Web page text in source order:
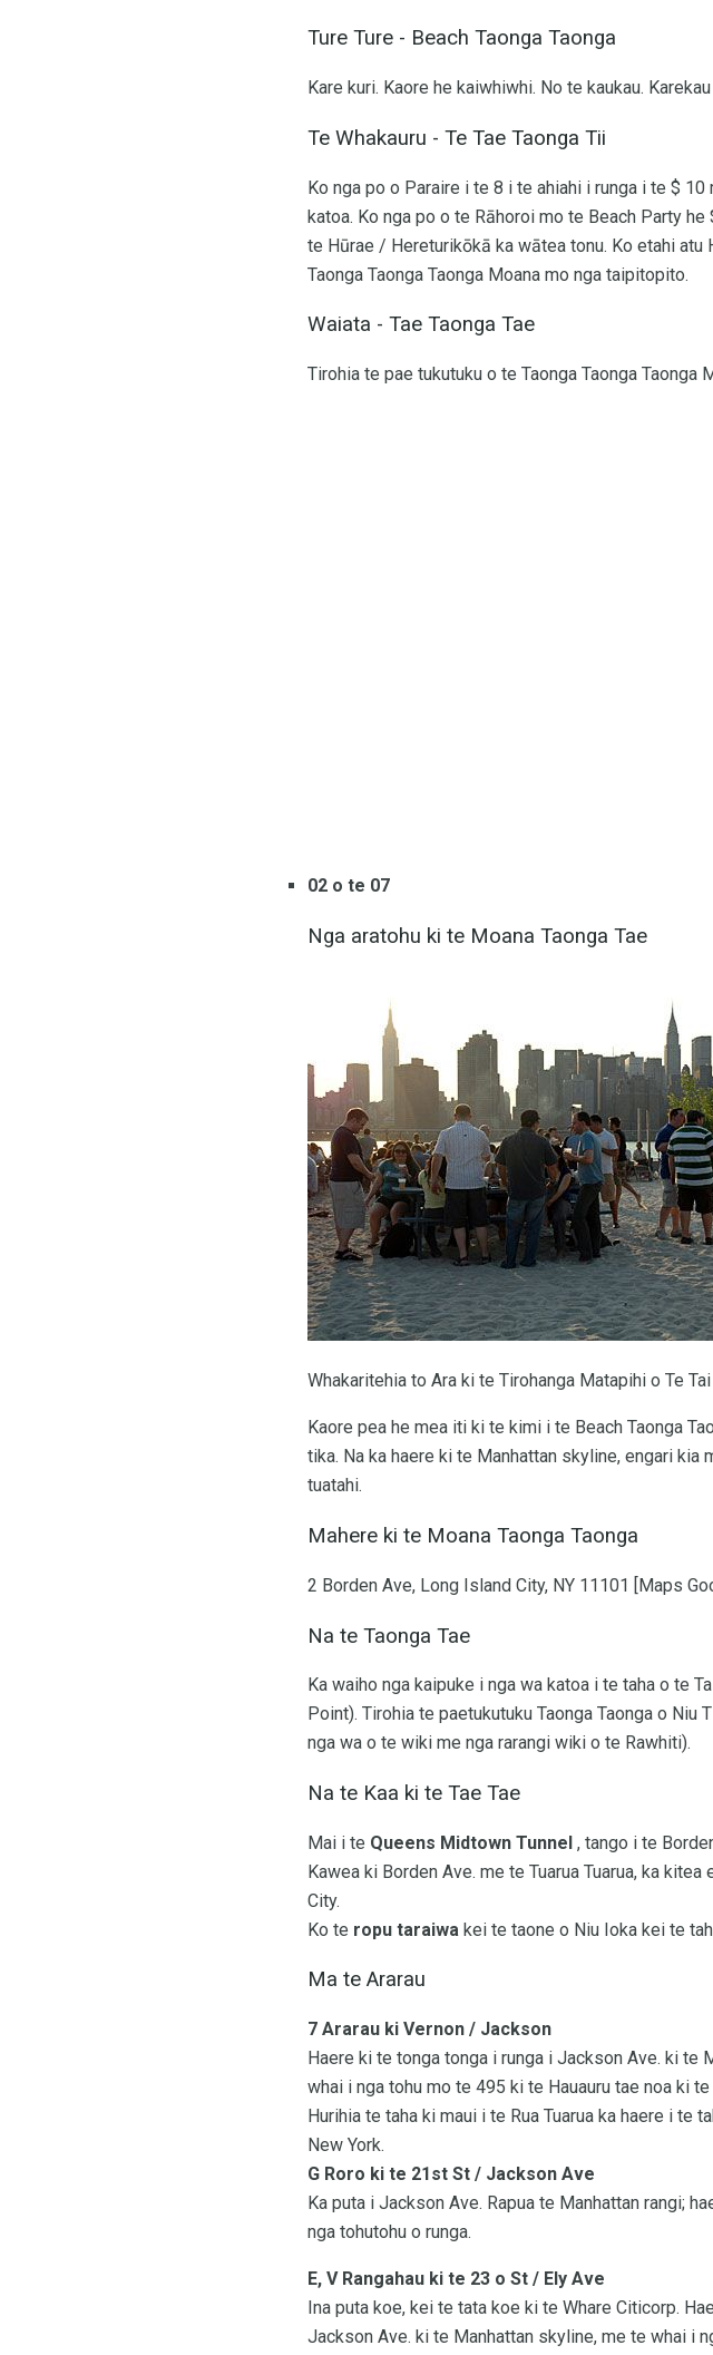
Ture Ture - Beach Taonga Taonga
Kare kuri. Kaore he kaiwhiwhi. No te kaukau.
Te Whakauru - Te Tae Taonga Tii
Ko nga po o Paraire i te 8 i te ahiahi i runga i te $
katoa. Ko nga po o te Rāhoroi mo te Beach Party
te Hūrae / Hereturikōkā ka wātea tonu. Ko etahi atu
Taonga Taonga Taonga Moana mo nga taipitopito.
Waiata - Tae Taonga Tae
Tirohia te pae tukutuku o te Taonga Taonga Taonga
02 o te 07
Nga aratohu ki te Moana Taonga Tae
Whakaritehia to Ara ki te Tirohanga Matapihi o Te
Kaore pea he mea iti ki te kimi i te Beach Taonga
tika. Na ka haere ki te Manhattan skyline, engari
tuatahi.
Mahere ki te Moana Taonga Taonga
2 Borden Ave, Long Island City, NY 11101 [Maps
Na te Taonga Tae
Ka waiho nga kaipuke i nga wa katoa i te taha o te
Point). Tirohia te paetukutuku Taonga Taonga o
nga wa o te wiki me nga rarangi wiki o te Rawhiti).
Na te Kaa ki te Tae Tae
Mai i te Queens Midtown Tunnel , tango i te
Kawea ki Borden Ave. me te Tuarua Tuarua, ka
City.
Ko te ropu taraiwa kei te taone o Niu Ioka kei te
Ma te Ararau
7 Ararau ki Vernon / Jackson
Haere ki te tonga tonga i runga i Jackson Ave. ki te
whai i nga tohu mo te 495 ki te Hauauru tae noa ki
Hurihia te taha ki maui i te Rua Tuarua ka haere i te
New York.
G Roro ki te 21st St / Jackson Ave
Ka puta i Jackson Ave. Rapua te Manhattan rangi;
nga tohutohu o runga.
E, V Rangahau ki te 23 o St / Ely Ave
Ina puta koe, kei te tata koe ki te Whare Citicorp.
Jackson Ave. ki te Manhattan skyline, me te whai i